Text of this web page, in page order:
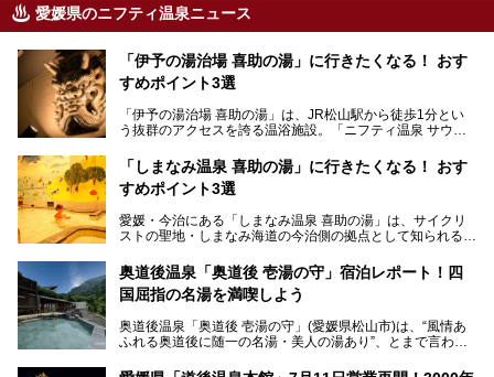
愛媛県のニフティ温泉ニュース
「伊予の湯治場 喜助の湯」に行きたくなる！ おす
すめポイント3選
「伊予の湯治場 喜助の湯」は、JR松山駅から徒歩1分とい
う抜群のアクセスを誇る温浴施設。「ニフティ温泉 サウナ
ナーが訪れる人気スポットです。天然温泉・サウナ・岩盤
浴・食事・宿泊まで“癒しのすべて”がそろう人気施設の中で
も、特におすすめしたい3つのポイントについて厳選してお
「しまなみ温泉 喜助の湯」に行きたくなる！ おす
すめポイント3選
愛媛・今治にある「しまなみ温泉 喜助の湯」は、サイクリ
ストの聖地・しまなみ海道の今治側の拠点として知られる人
ばれていて、自転車ロッカーや工具、給水サービスなど、旅
人に嬉しい工夫がたっぷり。お風呂は内湯から半露天、サウ
ナまで種類豊富で広々空間。泉質も温度もバリエーション豊
奥道後温泉「奥道後 壱湯の守」宿泊レポート！四
国屈指の名湯を満喫しよう
奥道後温泉「奥道後 壱湯の守」(愛媛県松山市)は、“風情あ
ふれる奥道後に随一の名湯・美人の湯あり”、とまで言われ
露天風呂。日々の生活から隔離された非日常感を味わえま